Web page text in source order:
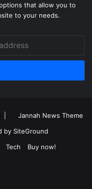
that allow you to
to your needs.
|
Jannah News Theme
by SiteGround
Tech Buy now!